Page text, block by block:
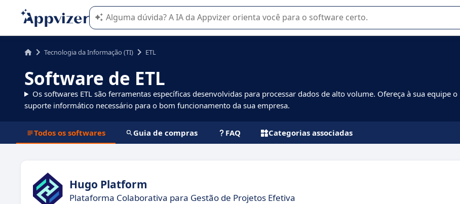
A IA do Appvizer o orienta no uso ou na seleção de software SaaS para sua empresa.
Tecnologia da Informação (TI) ETL
Software de ETL
Os softwares ETL são ferramentas específicas desenvolvidas para processar dados de alto volume. Ofereça à sua equipe o
suporte informático necessário para o bom funcionamento da sua empresa.
Todos os softwares Guia de compras FAQ Categorias associadas
Hugo Platform
Plataforma Colaborativa para Gestão de Projetos Efetiva